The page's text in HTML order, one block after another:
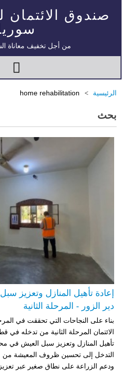
صندوق الائتمان
من أجل تخفيف معاناة
الرئيسية home rehabilitation
بحث
إعادة تأهيل المنازل وتعزيز
دير الزور - المرحلة الثانية
بناء على النجاحات التي تحققت في
الائتمان المرحلة الثانية من تدخله في
تأهيل المنازل وتعزيز سبل العيش في
التدخل إلى تحسين ظروف المعيشة من
ودعم الزراعة على نطاق صغير عبر تعزيز
مبادرة متعددة القطاعات لإعادة التأهيل
الثانية
الدعم الزراعي للمزارعين في محافظتي
العاشرة
خطة استجابة طارئة لدعم قطاع الصحة في
المرافق الصحية وتوفير المعدات الطبية
منشأة الإقراض المتجدد لدعم استعادة
الثالثة